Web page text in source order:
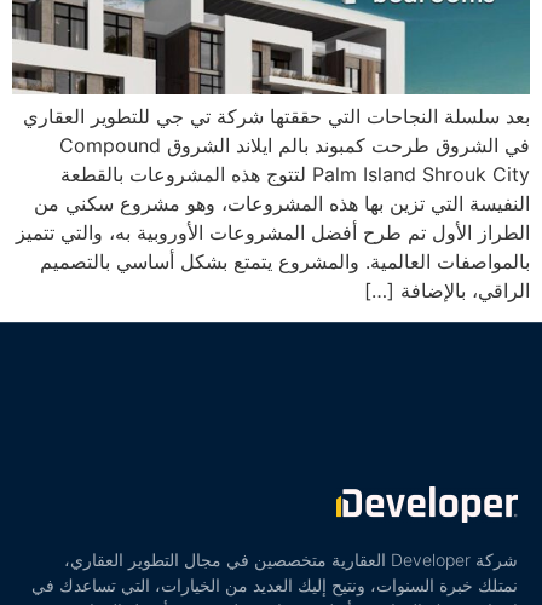
بعد سلسلة النجاحات التي حققتها شركة تي جي للتطوير العقاري
في الشروق طرحت كمبوند بالم ايلاند الشروق Compound
Palm Island Shrouk City لتتوج هذه المشروعات بالقطعة
النفيسة التي تزين بها هذه المشروعات، وهو مشروع سكني من
الطراز الأول تم طرح أفضل المشروعات الأوروبية به، والتي تتميز
بالمواصفات العالمية. والمشروع يتمتع بشكل أساسي بالتصميم
الراقي، بالإضافة […]
شركة Developer العقارية متخصصين في مجال التطوير العقاري،
نمتلك خبرة السنوات، ونتيح إليك العديد من الخيارات، التي تساعدك في